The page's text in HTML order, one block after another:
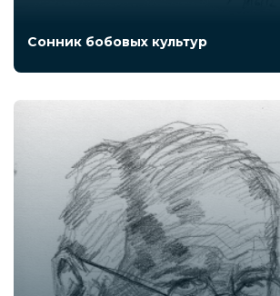
Сонник бобовых культур